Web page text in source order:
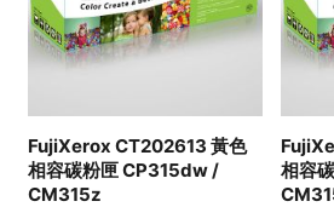
FujiXerox CT202613 黃色
相容碳粉匣 CP315dw /
CM315z
相容